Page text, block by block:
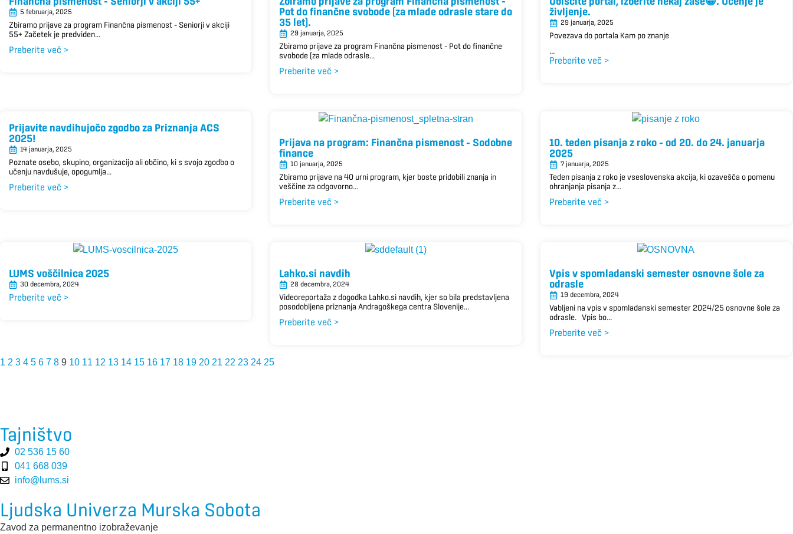
5 februarja, 2025
Zbiramo prijave za program Finančna pismenost – Seniorji v akciji
55+ Začetek je predviden...
Preberite več >
Pot do finančne svobode (za mlade odrasle stare do
35 let).
29 januarja, 2025
Zbiramo prijave za program Finančna pismenost – Pot do finančne
svobode (za mlade odrasle...
Preberite več >
življenje.
29 januarja, 2025
Povezava do portala Kam po znanje
...
Preberite več >
Prijavite navdihujočo zgodbo za Priznanja ACS
2025!
14 januarja, 2025
Poznate osebo, skupino, organizacijo ali občino, ki s svojo zgodbo o
učenju navdušuje, opogumlja...
Preberite več >
Prijava na program: Finančna pismenost – Sodobne
finance
10 januarja, 2025
Zbiramo prijave na 40 urni program, kjer boste pridobili znanja in
veščine za odgovorno...
Preberite več >
10. teden pisanja z roko – od 20. do 24. januarja
2025
7 januarja, 2025
Teden pisanja z roko je vseslovenska akcija, ki ozavešča o pomenu
ohranjanja pisanja z...
Preberite več >
LUMS voščilnica 2025
30 decembra, 2024
Preberite več >
Lahko.si navdih
28 decembra, 2024
Videoreportaža z dogodka Lahko.si navdih, kjer so bila predstavljena
posodobljena priznanja Andragoškega centra Slovenije...
Preberite več >
Vpis v spomladanski semester osnovne šole za
odrasle
19 decembra, 2024
Vabljeni na vpis v spomladanski semester 2024/25 osnovne šole za
odrasle. Vpis bo...
Preberite več >
1 2 3 4 5 6 7 8 9 10 11 12 13 14 15 16 17 18 19 20 21 22 23 24 25
Tajništvo
02 536 15 60
041 668 039
info@lums.si
Ljudska Univerza Murska Sobota
Zavod za permanentno izobraževanje